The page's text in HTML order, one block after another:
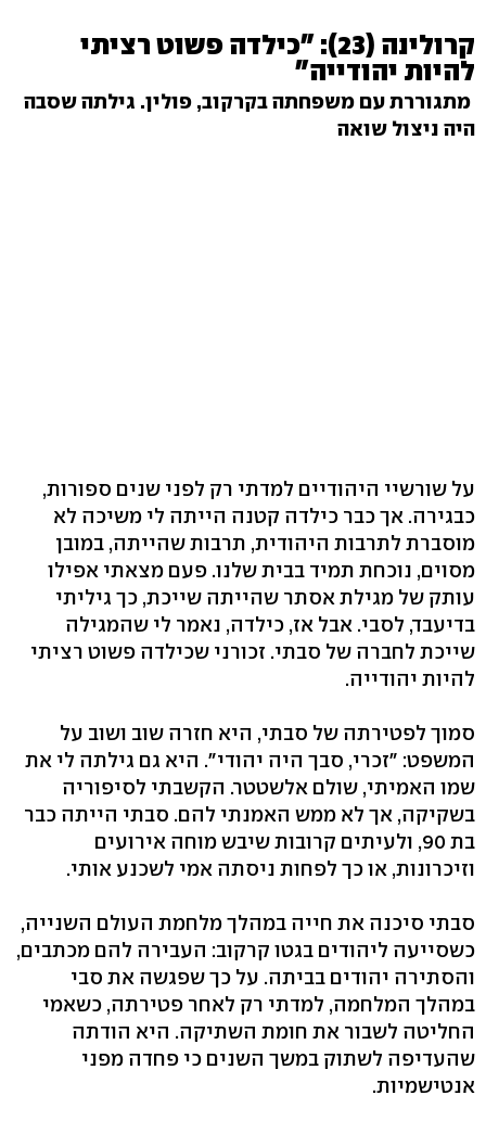
קרולינה (23): "כילדה פשוט רציתי
להיות יהודייה"
מתגוררת עם משפחתה בקרקוב, פולין. גילתה שסבה
היה ניצול שואה
על שורשיי היהודיים למדתי רק לפני שנים ספורות,
כבגירה. אך כבר כילדה קטנה הייתה לי משיכה לא
מוסברת לתרבות היהודית, תרבות שהייתה, במובן
מסוים, נוכחת תמיד בבית שלנו. פעם מצאתי אפילו
עותק של מגילת אסתר שהייתה שייכת, כך גיליתי
בדיעבד, לסבי. אבל אז, כילדה, נאמר לי שהמגילה
שייכת לחברה של סבתי. זכורני שכילדה פשוט רציתי
להיות יהודייה.
סמוך לפטירתה של סבתי, היא חזרה שוב ושוב על
המשפט: "זכרי, סבך היה יהודי". היא גם גילתה לי את
שמו האמיתי, שולם אלשטטר. הקשבתי לסיפוריה
בשקיקה, אך לא ממש האמנתי להם. סבתי הייתה כבר
בת 90, ולעיתים קרובות שיבש מוחה אירועים
וזיכרונות, או כך לפחות ניסתה אמי לשכנע אותי.
סבתי סיכנה את חייה במהלך מלחמת העולם השנייה,
כשסייעה ליהודים בגטו קרקוב: העבירה להם מכתבים,
והסתירה יהודים בביתה. על כך שפגשה את סבי
במהלך המלחמה, למדתי רק לאחר פטירתה, כשאמי
החליטה לשבור את חומת השתיקה. היא הודתה
שהעדיפה לשתוק במשך השנים כי פחדה מפני
אנטישמיות.